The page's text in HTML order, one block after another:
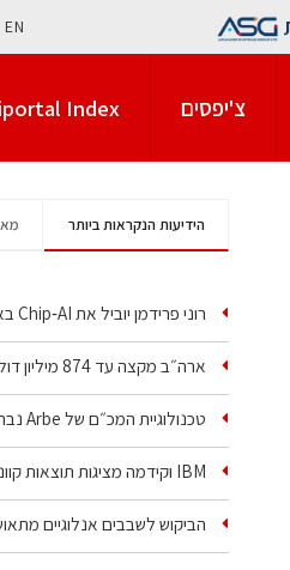
EN
צ'יפסים Index
הידיעות הנקראות ביותר
רוני פרידמן יוביל את Chip‑AI באפל; טל ענבר ינהל את…
ארה״ב מקצה עד 874 מיליון דולר לשבע טכנולוגיות שבבים…
טכנולוגיית המכ״ם של Arbe נבחרה לתוכניות אזרחיות וביטחוניות
IBM וקידמה מציגות תוצאות קוונטיות מעבר ליכולת…
הביקוש לשבבים אנלוגיים